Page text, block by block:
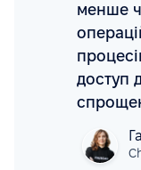
менше
доступ